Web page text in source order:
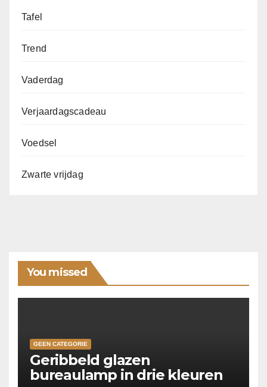
Tafel
Trend
Vaderdag
Verjaardagscadeau
Voedsel
Zwarte vrijdag
You missed
GEEN CATEGORIE
Geribbeld glazen
bureaulamp in drie kleuren